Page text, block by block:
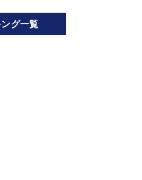
グ一覧